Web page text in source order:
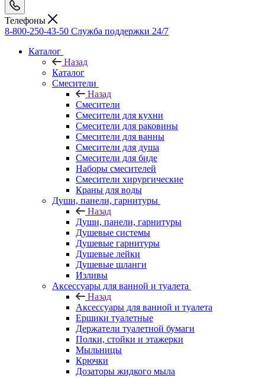
Телефоны
8-800-250-43-50 Служба поддержки 24/7
Каталог
Назад
Каталог
Смесители
Назад
Смесители
Смесители для кухни
Смесители для раковины
Смесители для ванны
Смесители для душа
Смесители для биде
Наборы смесителей
Смесители хирургические
Краны для воды
Души, панели, гарнитуры
Назад
Души, панели, гарнитуры
Душевые системы
Душевые гарнитуры
Душевые лейки
Душевые шланги
Изливы
Аксессуары для ванной и туалета
Назад
Аксессуары для ванной и туалета
Ершики туалетные
Держатели туалетной бумаги
Полки, стойки и этажерки
Мыльницы
Крючки
Дозаторы жидкого мыла